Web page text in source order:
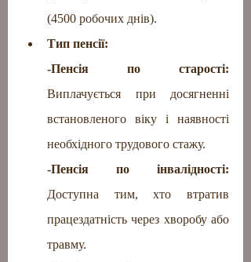
(4500 робочих днів).
Тип пенсії:
-Пенсія по старості:
Виплачується при досягненні
встановленого віку і наявності
необхідного трудового стажу.
Доступна тим, хто втратив
працездатність через хворобу або
травму.